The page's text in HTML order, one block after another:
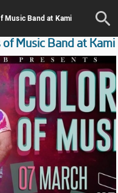
Music Band at Kami
Music Band at Kami